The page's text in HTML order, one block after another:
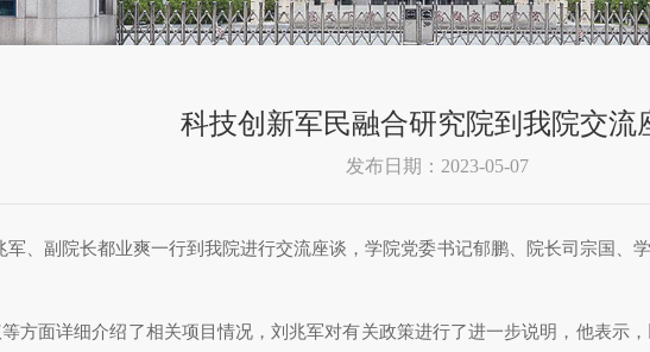
科技创新军民融合研究院到我院交流
发布日期：2023-05-07
、副院长都业爽一行到我院进行交流座谈，学院党委书记郁鹏、院长司宗国
方面详细介绍了相关项目情况，刘兆军对有关政策进行了进一步说明，他表